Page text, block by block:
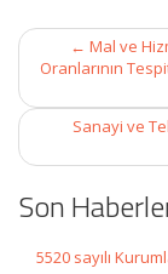
Post
navigation
← Mal ve
Oranlarının
Sanayi ve
Son
5520 sayılı